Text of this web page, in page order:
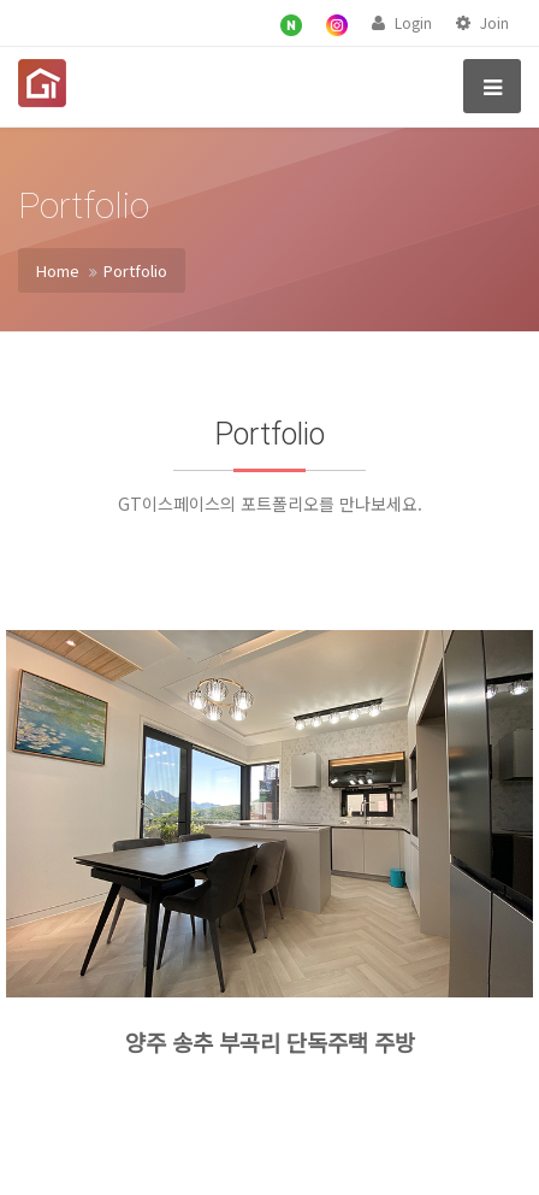
Login Join
Portfolio
Home Portfolio
Portfolio
GT이스페이스의 포트폴리오를 만나보세요.
양주 송추 부곡리 단독주택 주방